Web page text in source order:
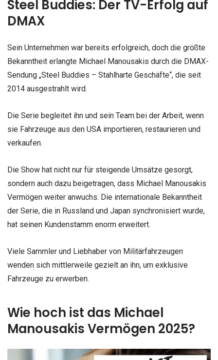
Steel Buddies: Der TV-Erfolg auf
DMAX
Sein Unternehmen war bereits erfolgreich, doch die größte
Bekanntheit erlangte Michael Manousakis durch die DMAX-
Sendung „Steel Buddies – Stahlharte Geschäfte“, die seit
2014 ausgestrahlt wird.
Die Serie begleitet ihn und sein Team bei der Arbeit, wenn
sie Fahrzeuge aus den USA importieren, restaurieren und
verkaufen.
Die Show hat nicht nur für steigende Umsätze gesorgt,
sondern auch dazu beigetragen, dass Michael Manousakis
Vermögen weiter anwuchs. Die internationale Bekanntheit
der Serie, die in Russland und Japan synchronisiert wurde,
hat seinen Kundenstamm enorm erweitert.
Viele Sammler und Liebhaber von Militärfahrzeugen
wenden sich mittlerweile gezielt an ihn, um exklusive
Fahrzeuge zu erwerben.
Wie hoch ist das Michael
Manousakis Vermögen 2025?